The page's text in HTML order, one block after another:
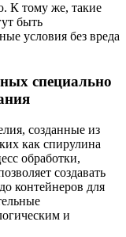
К тому же, такие
быть
условия без вреда
специально
созданные из
как спирулина
обработки,
создавать
контейнеров для
и